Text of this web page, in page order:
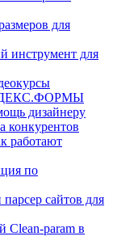
для
инструмент для
дизайнеру
конкурентов
работают
по
сайтов для
Clean-param в